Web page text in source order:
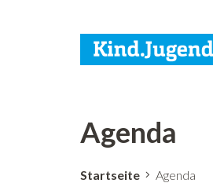
Agenda
Startseite Agenda